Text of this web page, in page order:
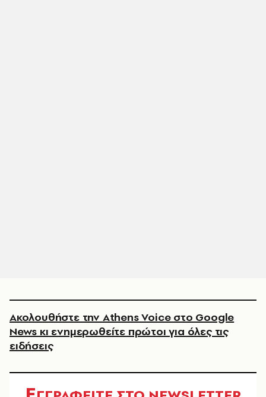
Ακολουθήστε την Athens Voice στο Google
News κι ενημερωθείτε πρώτοι για όλες τις
ειδήσεις